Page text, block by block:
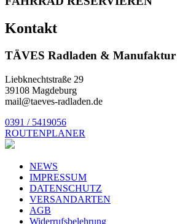
Kontakt
TÄVES Radladen & Manufaktur
Liebknechtstraße 29
39108 Magdeburg
mail@taeves-radladen.de
0391 / 5419056
ROUTENPLANER
NEWS
IMPRESSUM
DATENSCHUTZ
VERSANDARTEN
AGB
Widerrufsbelehrung